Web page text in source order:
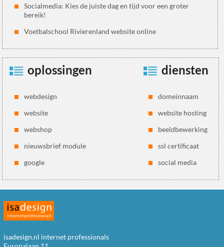
Socialmedia: Kies de juiste dag en tijd voor een groter
bereik!
Voetbalschool Rivierenland website online
oplossingen
webdesign
website
webshop
nieuwsbrief module
google
diensten
domeinnaam
website hosting
beeldbewerking
ssl certificaat
social media
isadesign.nl internet professionals